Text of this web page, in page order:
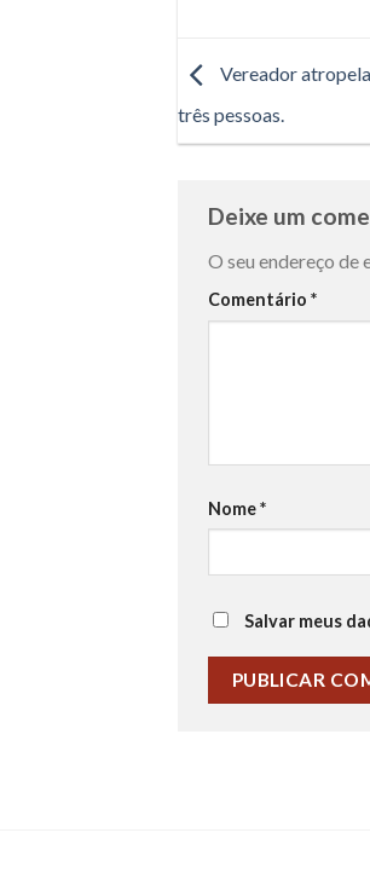
Vereador
três pessoas.
Deixe um
O seu endereço de
Comentário *
Nome*
Salvar meus